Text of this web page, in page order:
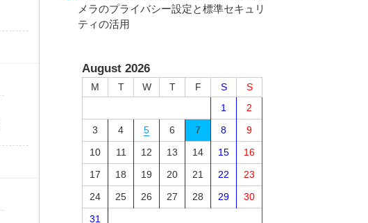
メラのプライバシー設定と標準セキュリ
ティの活用
August 2026
M T W T F S
S
1
2
3
4 5 6 7 8
9
10
11 12 13 14 15
16
17
18 19 20 21 22
23
24
25 26 27 28 29
30
31